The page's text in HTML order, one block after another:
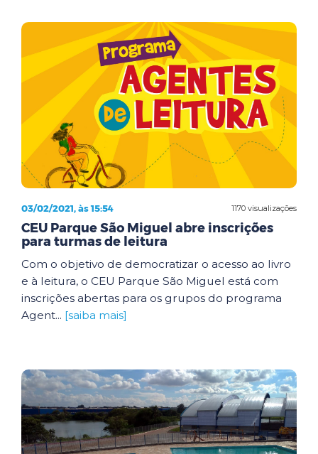
1170 visualizações
03/02/2021, às 15:54
CEU Parque São Miguel abre inscrições
para turmas de leitura
Com o objetivo de democratizar o acesso ao livro
e à leitura, o CEU Parque São Miguel está com
inscrições abertas para os grupos do programa
Agent... [saiba mais]